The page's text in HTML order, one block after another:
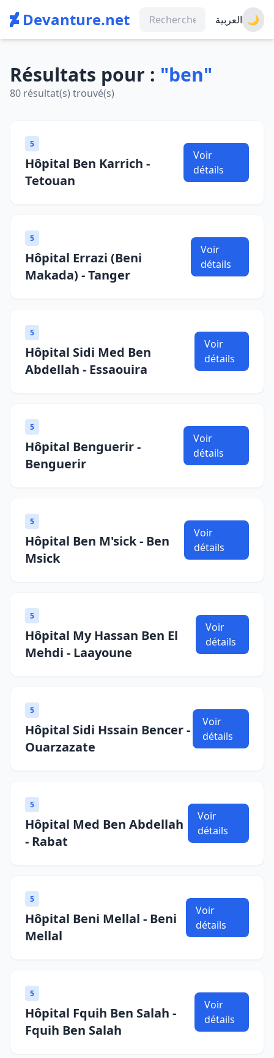
Devanture.net العربية 🌙
Résultats pour : "ben"
80 résultat(s) trouvé(s)
5
Hôpital Ben Karrich -
Tetouan
Voir
détails
5
Hôpital Errazi (Beni
Makada) - Tanger
Voir
détails
5
Hôpital Sidi Med Ben
Abdellah - Essaouira
Voir
détails
5
Hôpital Benguerir -
Benguerir
Voir
détails
5
Hôpital Ben M'sick - Ben
Msick
Voir
détails
5
Hôpital My Hassan Ben El
Mehdi - Laayoune
Voir
détails
5
Hôpital Sidi Hssain Bencer -
Ouarzazate
Voir
détails
5
Hôpital Med Ben Abdellah
- Rabat
Voir
détails
5
Hôpital Beni Mellal - Beni
Mellal
Voir
détails
5
Hôpital Fquih Ben Salah -
Fquih Ben Salah
Voir
détails